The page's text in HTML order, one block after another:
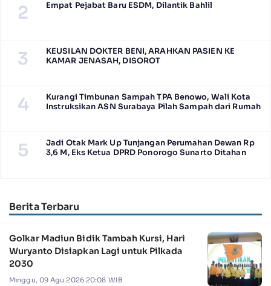
2 Empat Pejabat Baru ESDM, Dilantik Bahlil
3
KEUSILAN DOKTER BENI, ARAHKAN PASIEN KE
KAMAR JENASAH, DISOROT
4
Kurangi Timbunan Sampah TPA Benowo, Wali Kota
Instruksikan ASN Surabaya Pilah Sampah dari Rumah
5
Jadi Otak Mark Up Tunjangan Perumahan Dewan Rp
3,6 M, Eks Ketua DPRD Ponorogo Sunarto Ditahan
Berita Terbaru
Golkar Madiun Bidik Tambah Kursi, Hari
Wuryanto Disiapkan Lagi untuk Pilkada
2030
Minggu, 09 Agu 2026 20:08 WIB